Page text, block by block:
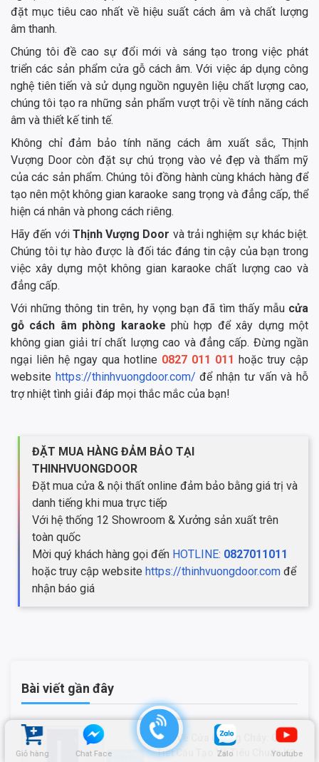
Giỏ hàng Chat Face Zalo Youtube
đặt mục tiêu cao nhất về hiệu suất cách âm và chất lượng
âm thanh.
Chúng tôi đề cao sự đổi mới và sáng tạo trong việc phát
triển các sản phẩm cửa gỗ cách âm. Với việc áp dụng công
nghệ tiên tiến và sử dụng nguồn nguyên liệu chất lượng cao,
chúng tôi tạo ra những sản phẩm vượt trội về tính năng cách
âm và thiết kế tinh tế.
Không chỉ đảm bảo tính năng cách âm xuất sắc, Thịnh
Vượng Door còn đặt sự chú trọng vào vẻ đẹp và thẩm mỹ
của các sản phẩm. Chúng tôi đồng hành cùng khách hàng để
tạo nên một không gian karaoke sang trọng và đẳng cấp, thể
hiện cá nhân và phong cách riêng.
Hãy đến với Thịnh Vượng Door và trải nghiệm sự khác biệt.
Chúng tôi tự hào được là đối tác đáng tin cậy của bạn trong
việc xây dựng một không gian karaoke chất lượng cao và
đẳng cấp.
Với những thông tin trên, hy vọng bạn đã tìm thấy mẫu cửa
gỗ cách âm phòng karaoke phù hợp để xây dựng một
không gian giải trí chất lượng cao và đẳng cấp. Đừng ngần
ngại liên hệ ngay qua hotline 0827 011 011 hoặc truy cập
website https://thinhvuongdoor.com/ để nhận tư vấn và hỗ
trợ nhiệt tình giải đáp mọi thắc mắc của bạn!
ĐẶT MUA HÀNG ĐẢM BẢO TẠI
THINHVUONGDOOR
Đặt mua cửa & nội thất online đảm bảo bằng giá trị và
danh tiếng khi mua trực tiếp
Với hệ thống 12 Showroom & Xưởng sản xuất trên
toàn quốc
Mời quý khách hàng gọi đến HOTLINE: 0827011011
hoặc truy cập website https://thinhvuongdoor.com để
nhận báo giá
Bài viết gần đây
Bản Vẽ Cửa Chống Cháy: Chi
Tiết Cấu Tạo Và Tiêu Chuẩn Kỹ